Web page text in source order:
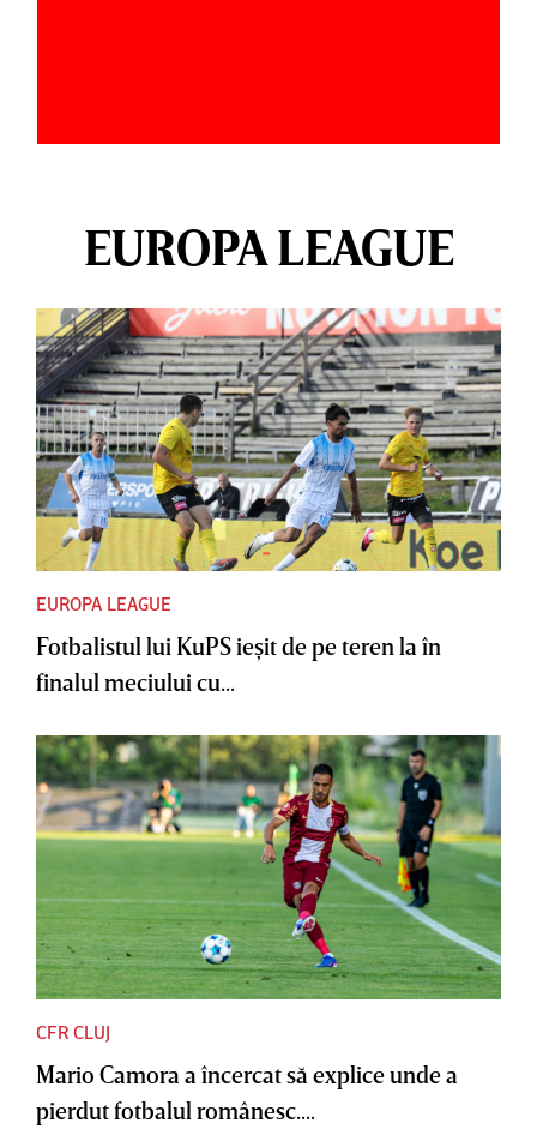
EUROPA LEAGUE
EUROPA LEAGUE
Fotbalistul lui KuPS ieşit de pe teren la în
finalul meciului cu...
CFR CLUJ
Mario Camora a încercat să explice unde a
pierdut fotbalul românesc....